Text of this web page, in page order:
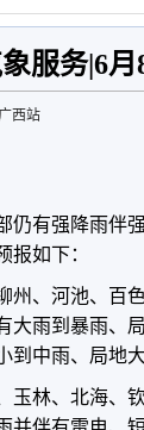
服务|6
西站
仍有强降雨伴
报如下：
州、河池、百
大雨到暴雨、
中雨、局地大
玉林、北海、